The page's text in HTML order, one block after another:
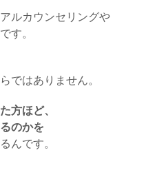
ルカウンセリングや
す。
ではありません。
方ほど、
のかを
んです。